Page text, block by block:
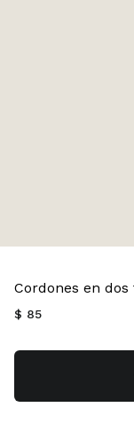
Cordones en dos
$ 85